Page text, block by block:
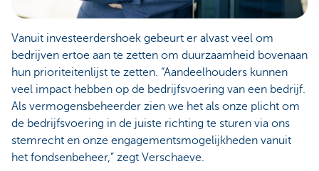
Vanuit investeerdershoek gebeurt er alvast veel om
bedrijven ertoe aan te zetten om duurzaamheid bovenaan
hun prioriteitenlijst te zetten. “Aandeelhouders kunnen
veel impact hebben op de bedrijfsvoering van een bedrijf.
Als vermogensbeheerder zien we het als onze plicht om
de bedrijfsvoering in de juiste richting te sturen via ons
stemrecht en onze engagementsmogelijkheden vanuit
het fondsenbeheer,” zegt Verschaeve.